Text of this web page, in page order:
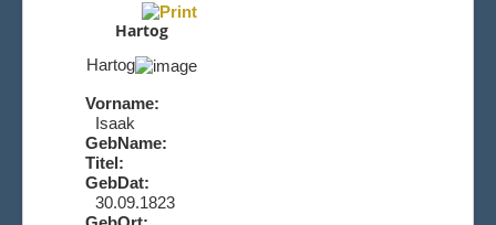
Hartog
Hartog
Vorname:
Isaak
GebName:
Titel:
GebDat:
30.09.1823